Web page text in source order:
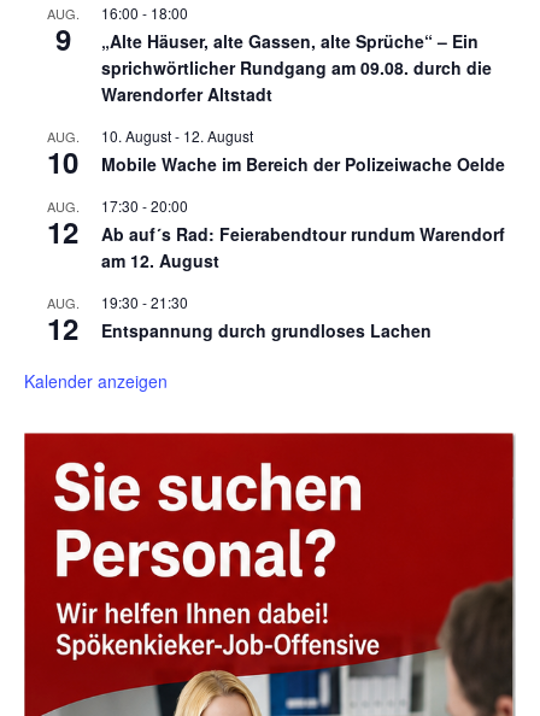
AUG.
9
16:00 - 18:00
„Alte Häuser, alte Gassen, alte Sprüche“ – Ein
sprichwörtlicher Rundgang am 09.08. durch die
Warendorfer Altstadt
AUG.
10
10. August- 12. August
Mobile Wache im Bereich der Polizeiwache Oelde
AUG.
12
17:30 -20:00
Ab auf´s Rad: Feierabendtour rundum Warendorf
am 12. August
AUG.
12
19:30 -21:30
Entspannung durch grundloses Lachen
Kalender anzeigen